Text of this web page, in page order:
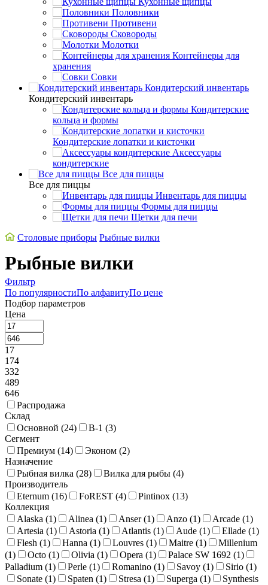
Половники
Противени
Сковороды
Молотки
Контейнеры для
хранения
Совки
Кондитерский инвентарь
Кондитерский инвентарь
Кондитерские
кольца и формы
Кондитерские лопатки и кисточки
Аксессуары
кондитерские
Все для пиццы
Все для пиццы
Инвентарь для пиццы
Формы для пиццы
Щетки для печи
Cтоловые приборы Рыбные вилки
Рыбные вилки
Фильтр
По популярностиПо алфавитуПо цене
Подбор параметров
Цена
17
174
332
489
646
Распродажа
Склад
Основной (24) В-1 (3)
Сегмент
Премиум (14) Эконом (2)
Назначение
Рыбная вилка (28) Вилка для рыбы (4)
Производитель
Eternum (16) FoREST (4) Pintinox (13)
Коллекция
Alaska (1) Alinea (1) Anser (1) Anzo (1) Arcade (1)
Artesia (1) Astoria (1) Atlantis (1) Aude (1) Ellade (1)
Flesh (1) Hanna (1) Louvres (1) Maitre (1)
Millenium
(1) Octo (1) Olivia (1) Opera (1) Palace SW 1692 (1)
Palladium (1) Perle (1) Romanino (1) Savoy (1) Sirio (1)
Sonate (1) Spaten (1) Stresa (1) Superga (1)
Synthesis